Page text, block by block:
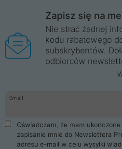
Zapisz się na
Nie strać żadnej
kodu rabatowego
subskrybentów.
odbiorców
Email
Oświadczam, że mam
zapisanie mnie do Newslettera
adresu e-mail w celu wysyłki